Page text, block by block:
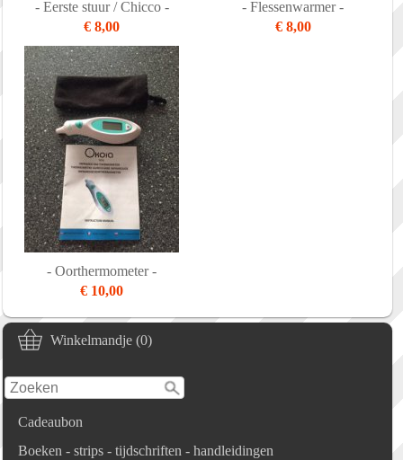
Winkelmandje (0)
Cadeaubon
Boeken - strips - tijdschriften - handleidingen
- Eerste stuur / Chicco -
€ 8,00
- Flessenwarmer -
€ 8,00
- Oorthermometer -
€ 10,00